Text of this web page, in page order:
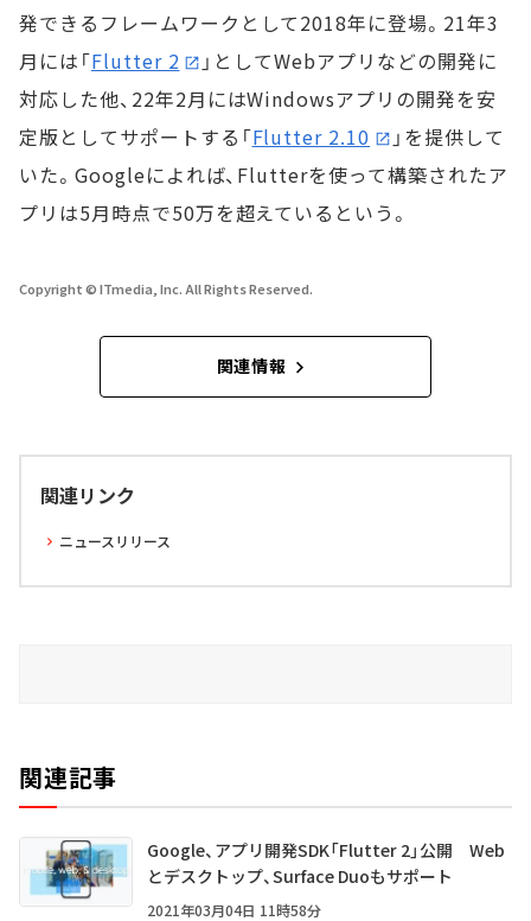
発できるフレームワークとして2018年に登場。21年3
月には「Flutter 2
」としてWebアプリなどの開発に
対応した他、22年2月にはWindowsアプリの開発を安
定版としてサポートする「Flutter 2.10
」を提供して
いた。Googleによれば、Flutterを使って構築されたア
プリは5月時点で50万を超えているという。
Copyright © ITmedia, Inc. All Rights Reserved.
関連情報
関連リンク
ニュースリリース
関連記事
Google、アプリ開発SDK「Flutter 2」公開 Web
とデスクトップ、Surface Duoもサポート
2021年03月04日 11時58分